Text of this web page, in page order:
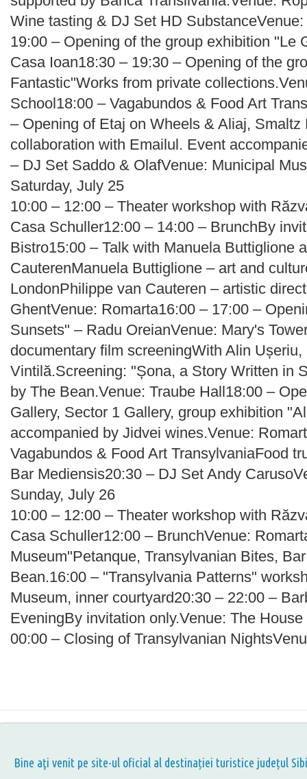
Wine tasting & DJ Set HD
19:00 – Opening of the group exhibition "Le
Casa Ioan18:30 – 19:30 – Opening of the
Fantastic"Works from private
School18:00 – Vagabundos & Food Art
– Opening of Etaj on Wheels & Aliaj,
collaboration with Emailul. Event
– DJ Set Saddo & OlafVenue: Municipal
Saturday, July 25
10:00 – 12:00 – Theater workshop with
Casa Schuller12:00 – 14:00 – BrunchBy
Bistro15:00 – Talk with Manuela Buttiglione
CauterenManuela Buttiglione – art and
LondonPhilippe van Cauteren – artistic
GhentVenue: Romarta16:00 – 17:00 –
Sunsets" – Radu OreianVenue: Mary's
documentary film screeningWith Alin
Vintilă.Screening: "Șona, a Story Written in
by The Bean.Venue: Traube Hall18:00 –
Gallery, Sector 1 Gallery, group exhibition
accompanied by Jidvei wines.Venue:
Vagabundos & Food Art TransylvaniaFood
Bar Mediensis20:30 – DJ Set Andy
Sunday, July 26
10:00 – 12:00 – Theater workshop with
Casa Schuller12:00 – BrunchVenue:
Museum"Petanque, Transylvanian Bites,
Bean.16:00 – "Transylvania Patterns"
Museum, inner courtyard20:30 – 22:00 –
EveningBy invitation only.Venue: The
00:00 – Closing of Transylvanian
Bine aţi venit pe site-ul oficial al destinației turistice județul